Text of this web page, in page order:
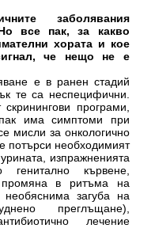
заболявания
все пак, за какво
хората и кое
че нещо не е
е в ранен стадий
те са неспецифични.
програми,
има симптоми при
мисли за онкологично
потърси необходимият
изпражненията
генитално кървене,
промяна в ритъма на
необяснима загуба на
преглъщане),
лечение